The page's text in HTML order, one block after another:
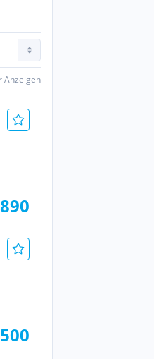
Anzeigen